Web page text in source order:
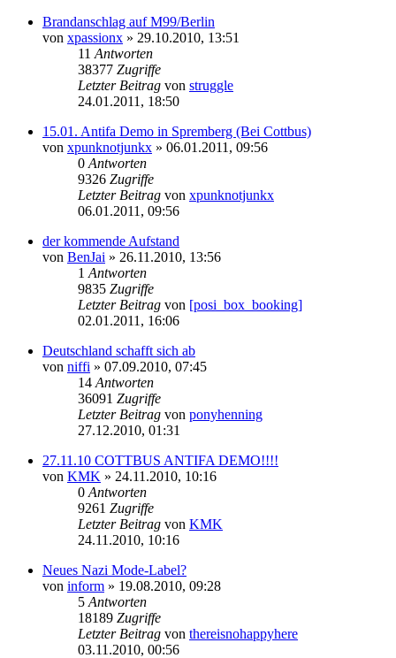
Brandanschlag auf M99/Berlin
von xpassionx » 29.10.2010, 13:51
11 Antworten
38377 Zugriffe
Letzter Beitrag von struggle
24.01.2011, 18:50
15.01. Antifa Demo in Spremberg (Bei Cottbus)
von xpunknotjunkx » 06.01.2011, 09:56
0 Antworten
9326 Zugriffe
Letzter Beitrag von xpunknotjunkx
06.01.2011, 09:56
der kommende Aufstand
von BenJai » 26.11.2010, 13:56
1 Antworten
9835 Zugriffe
Letzter Beitrag von [posi_box_booking]
02.01.2011, 16:06
Deutschland schafft sich ab
von niffi » 07.09.2010, 07:45
14 Antworten
36091 Zugriffe
Letzter Beitrag von ponyhenning
27.12.2010, 01:31
27.11.10 COTTBUS ANTIFA DEMO!!!!
von KMK » 24.11.2010, 10:16
0 Antworten
9261 Zugriffe
Letzter Beitrag von KMK
24.11.2010, 10:16
Neues Nazi Mode-Label?
von inform » 19.08.2010, 09:28
5 Antworten
18189 Zugriffe
Letzter Beitrag von thereisnohappyhere
03.11.2010, 00:56